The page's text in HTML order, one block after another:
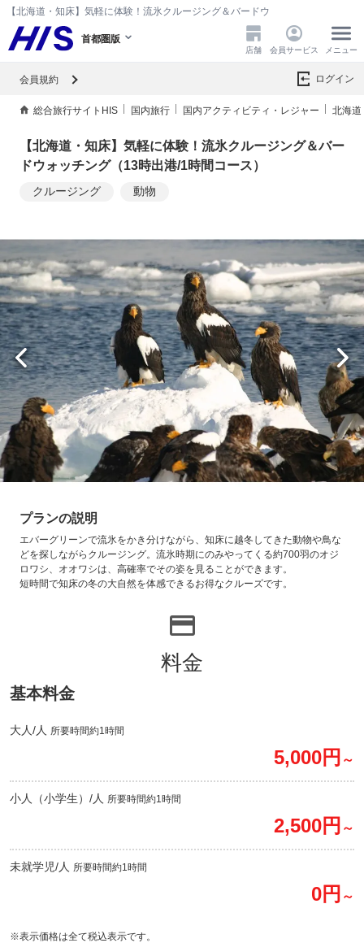
【北海道・知床】気軽に体験！流氷クルージング＆バードウォッチング（13時
首都圏版
店舗 会員サービス メニュー
会員規約 ログイン
総合旅行サイトHIS 国内旅行 国内アクティビティ・レジャー 北海道
【北海道・知床】気軽に体験！流氷クルージング＆バー
ドウォッチング（13時出港/1時間コース）
クルージング 動物
プランの説明
エバーグリーンで流氷をかき分けながら、知床に越冬してきた動物や鳥な
どを探しながらクルージング。流氷時期にのみやってくる約700羽のオジ
ロワシ、オオワシは、高確率でその姿を見ることができます。
短時間で知床の冬の大自然を体感できるお得なクルーズです。
料金
基本料金
大人/人 所要時間約1時間
5,000円 ～
小人（小学生）/人 所要時間約1時間
2,500円 ～
未就学児/人 所要時間約1時間
0円 ～
※表示価格は全て税込表示です。